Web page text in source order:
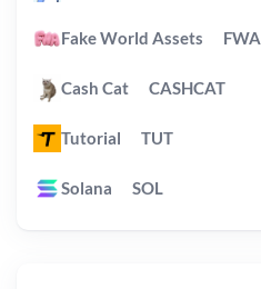
Fake World Assets FWA
Cash Cat CASHCAT
Tutorial TUT
Solana SOL